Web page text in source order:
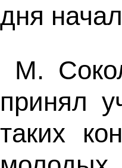
дня
М.
принял
таких